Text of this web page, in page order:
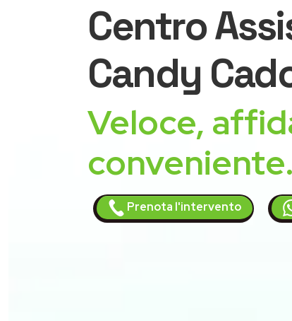
Centro
Candy
Veloce,
conveniente.
Prenota l'intervento